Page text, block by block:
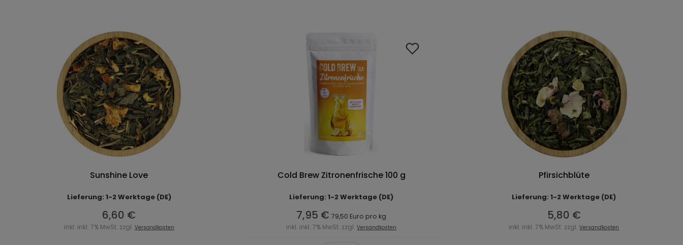
Sunshine Love
Lieferung: 1-2 Werktage (DE)
6,60 €
inkl. inkl. 7% MwSt. zzgl. Versandkosten
Cold Brew Zitronenfrische 100 g
Lieferung: 1-2 Werktage (DE)
7,95 € 79,50 Euro pro kg
inkl. inkl. 7% MwSt. zzgl.Versandkosten
Pfirsichblüte
Lieferung: 1-2 Werktage (DE)
5,80 €
inkl. inkl. 7% MwSt. zzgl.Versandkosten